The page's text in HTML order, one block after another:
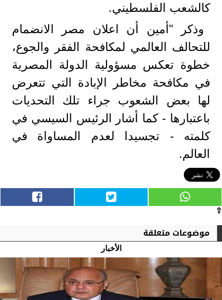
كالشعب الفلسطيني.
وذكر "أمين أن اعلان مصر الانضمام
للتحالف العالمي لمكافحة الفقر والجوع،
خطوة تعكس مسؤولية الدولة المصرية
في مكافحة مخاطر الإبادة التي تتعرض
لها بعض الشعوب جراء تلك التحديات
باعتبارها - كما أشار الرئيس السيسي في
كلمته - تجسيدا لعدم المساواة في
العالم.
⇧
موضوعات متعلقة
الأخبار